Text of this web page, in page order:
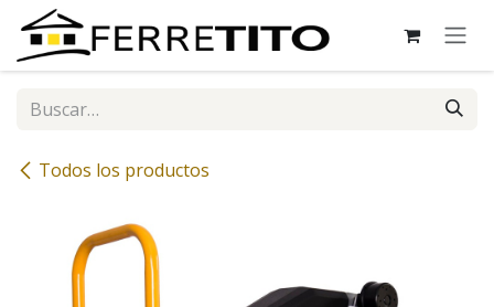
Ir al contenido
Todos los productos